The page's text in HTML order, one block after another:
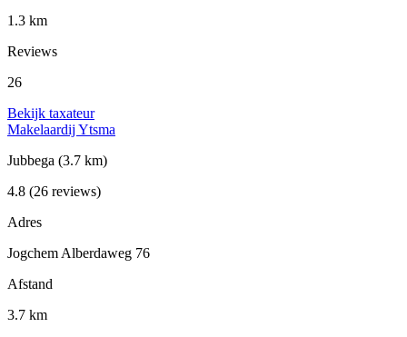
1.3 km
Reviews
26
Bekijk taxateur
Makelaardij Ytsma
Jubbega (3.7 km)
4.8 (26 reviews)
Adres
Jogchem Alberdaweg 76
Afstand
3.7 km